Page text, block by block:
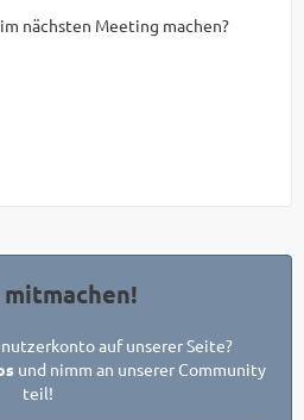
nächsten Meeting machen?
auf unserer Seite?
und nimm an unserer Community
teil!